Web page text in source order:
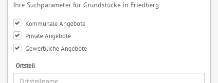
Ihre Suchparameter für Grundstücke in Friedberg
Kommunale Angebote
Private Angebote
Gewerbliche Angebote
Ortsteil